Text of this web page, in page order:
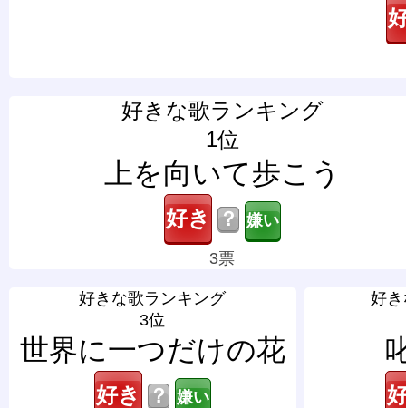
好きな歌ランキング
1位
上を向いて歩こう
？
3票
好きな歌ランキング
3位
世界に一つだけの花
？
好